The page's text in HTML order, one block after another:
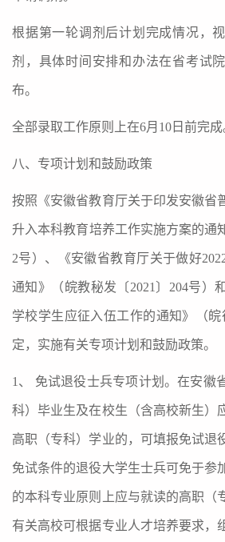
根据第一轮调剂后计划完成情况，
剂，具体时间安排和办法在省考试
布。
全部录取工作原则上在6月 10 日前完成
八、专项计划和鼓励政策
按照《安徽省教育厅关于印发安徽省
升入本科教育培养工作实施方案的通
2号）、《安徽省教育厅关于做好
通知》（皖教秘发〔 2021 〕 204号）
学校学生应征入伍工作的通知》（皖
定，实施有关专项计划和鼓励政策。
1 、 免试退役士兵专项计划。在安徽
科）毕业生及在校生（含高校新生）
高职（专科）学业的，可填报免试退
免试条件的退役大学生士兵可免于参
的本科专业原则上应与就读的高职（
有关高校可根据专业人才培养要求，